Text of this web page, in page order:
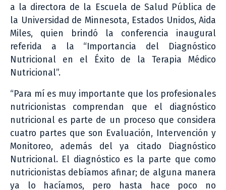
a la directora de la Escuela de Salud Pública de
la Universidad de Minnesota, Estados Unidos, Aida
Miles, quien brindó la conferencia inaugural
referida a la “Importancia del Diagnóstico
Nutricional en el Éxito de la Terapia Médico
Nutricional”.
“Para mí es muy importante que los profesionales
nutricionistas comprendan que el diagnóstico
nutricional es parte de un proceso que considera
cuatro partes que son Evaluación, Intervención y
Monitoreo, además del ya citado Diagnóstico
Nutricional. El diagnóstico es la parte que como
nutricionistas debíamos afinar; de alguna manera
ya lo hacíamos, pero hasta hace poco no